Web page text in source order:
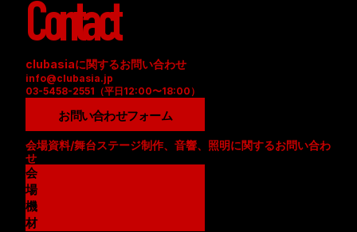
Contact
clubasiaに関するお問い合わせ
info@clubasia.jp
03-5458-2551（平日12:00〜18:00）
お問い合わせフォーム
会場資料/舞台ステージ制作、音響、照明に関するお問い合わ
せ
会
場
資
料
機
材